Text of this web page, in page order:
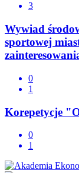
3
Wywiad
sportowej
0
1
Korepetycje
0
1